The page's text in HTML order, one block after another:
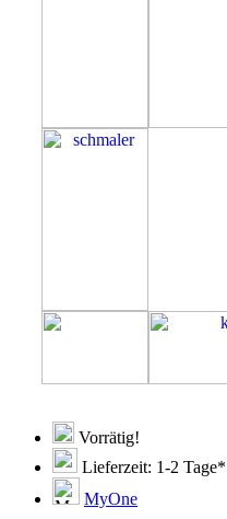
Vorrätig!
Lieferzeit: 1-2 Tage*
MyOne